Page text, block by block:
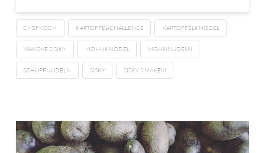
CHEFKOCH KARTOFFEL-CHALLENGE KARTOFFELKNÖDEL
MAKOVE SISIKY MOHNKNÖDEL MOHNNUDELN
SCHUPFNUDELN SISKY SISKY S MAKEM